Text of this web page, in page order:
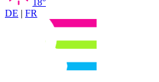
18°
DE | FR